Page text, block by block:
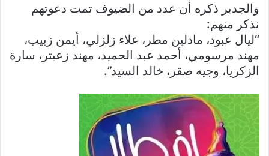
والجدير ذكره أن عدد من الضيوف تمت دعوتهم
نذكر منهم:
“ليال عبود، مادلين مطر، علاء زلزلي، أيمن زبيب،
مهند مرسومي، أحمد عبد الحميد، مهند زعيتر، سارة
الزكريا، وجيه صقر، خالد السيد”.